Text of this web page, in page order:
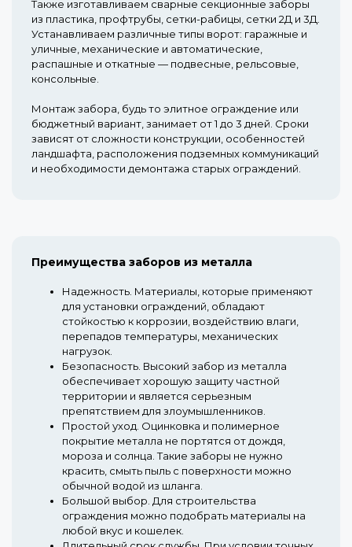
Также изготавливаем сварные секционные заборы
из пластика, профтрубы, сетки-рабицы, сетки 2Д и 3Д.
Устанавливаем различные типы ворот: гаражные и
уличные, механические и автоматические,
распашные и откатные — подвесные, рельсовые,
консольные.
Монтаж забора, будь то элитное ограждение или
бюджетный вариант, занимает от 1 до 3 дней. Сроки
зависят от сложности конструкции, особенностей
ландшафта, расположения подземных коммуникаций
и необходимости демонтажа старых ограждений.
Преимущества заборов из металла
Надежность. Материалы, которые применяют
для установки ограждений, обладают
стойкостью к коррозии, воздействию влаги,
перепадов температуры, механических
нагрузок.
Безопасность. Высокий забор из металла
обеспечивает хорошую защиту частной
территории и является серьезным
препятствием для злоумышленников.
Простой уход. Оцинковка и полимерное
покрытие металла не портятся от дождя,
мороза и солнца. Такие заборы не нужно
красить, смыть пыль с поверхности можно
обычной водой из шланга.
Большой выбор. Для строительства
ограждения можно подобрать материалы на
любой вкус и кошелек.